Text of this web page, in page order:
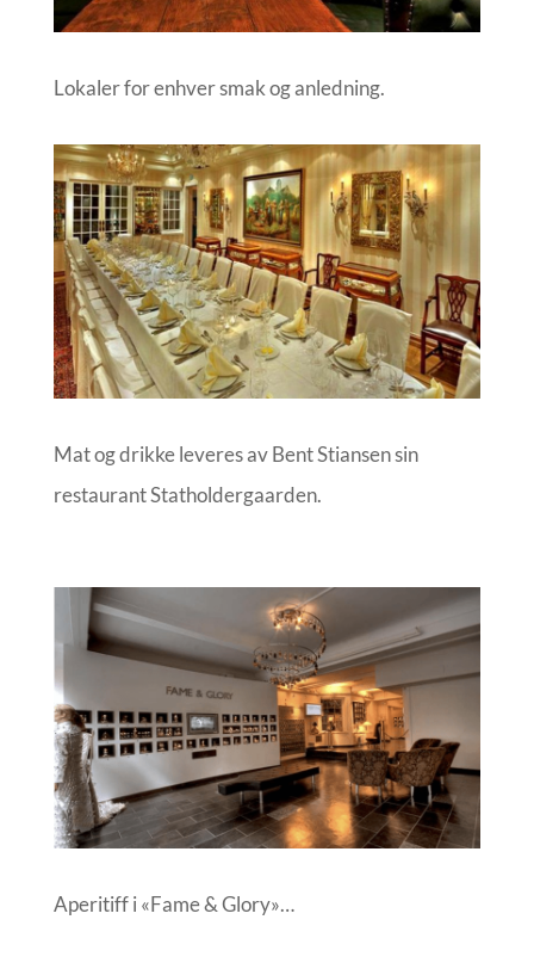
Lokaler for enhver smak og anledning.
Mat og drikke leveres av Bent Stiansen sin
restaurant Statholdergaarden.
Aperitiff i «Fame & Glory»…